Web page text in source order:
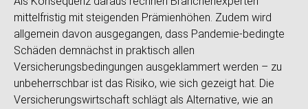
mittelfristig mit steigenden Prämienhöhen. Zudem wird
allgemein davon ausgegangen, dass Pandemie-bedingte
Schäden demnächst in praktisch allen
Versicherungsbedingungen ausgeklammert werden – zu
unbeherrschbar ist das Risiko, wie sich gezeigt hat. Die
Versicherungswirtschaft schlägt als Alternative, wie an